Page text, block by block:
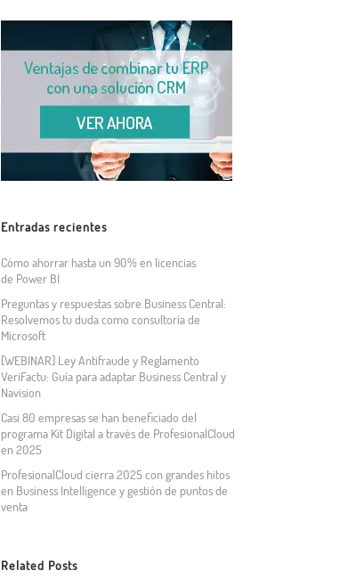
Entradas recientes
Cómo ahorrar hasta un 90% en licencias
de Power BI
Preguntas y respuestas sobre Business Central:
Resolvemos tu duda como consultoría de
Microsoft
[WEBINAR] Ley Antifraude y Reglamento
VeriFactu: Guía para adaptar Business Central y
Navision
Casi 80 empresas se han beneficiado del
programa Kit Digital a través de ProfesionalCloud
en 2025
ProfesionalCloud cierra 2025 con grandes hitos
en Business Intelligence y gestión de puntos de
venta
Related Posts